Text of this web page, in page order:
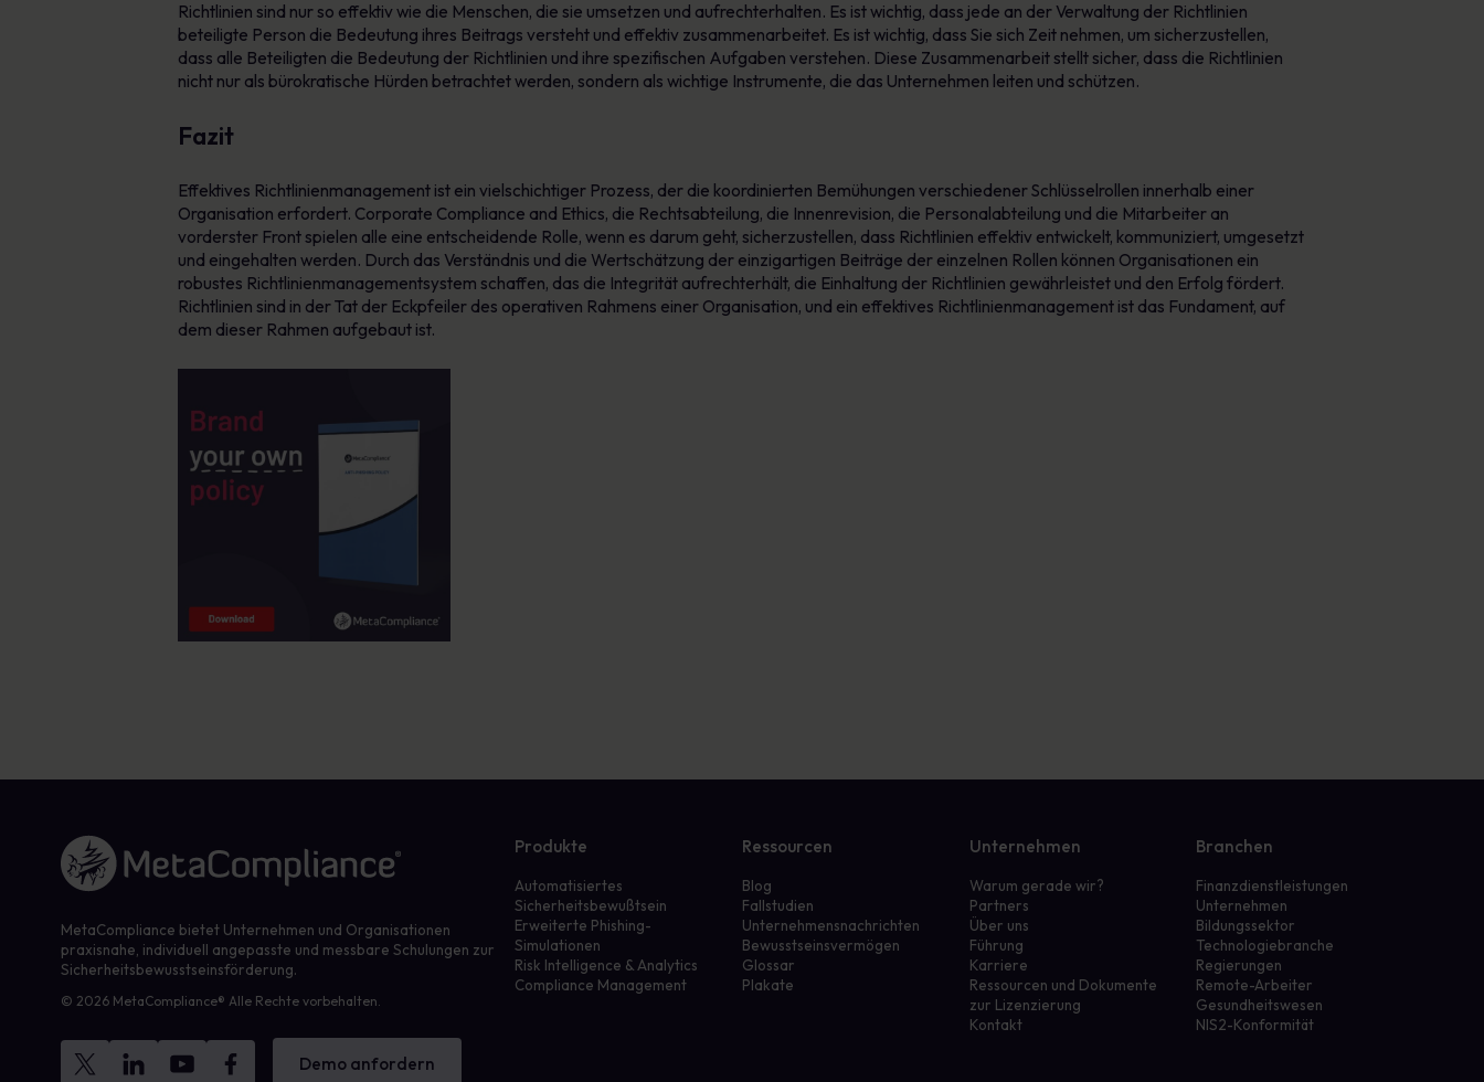
Richtlinien sind nur so effektiv wie die Menschen, die sie umsetzen und aufrechterhalten. Es ist wichtig, dass jede an der Verwaltung der Richtlinien
beteiligte Person die Bedeutung ihres Beitrags versteht und effektiv zusammenarbeitet. Es ist wichtig, dass Sie sich Zeit nehmen, um sicherzustellen,
dass alle Beteiligten die Bedeutung der Richtlinien und ihre spezifischen Aufgaben verstehen. Diese Zusammenarbeit stellt sicher, dass die Richtlinien
nicht nur als bürokratische Hürden betrachtet werden, sondern als wichtige Instrumente, die das Unternehmen leiten und schützen.
Fazit
Effektives Richtlinienmanagement ist ein vielschichtiger Prozess, der die koordinierten Bemühungen verschiedener Schlüsselrollen innerhalb einer
Organisation erfordert. Corporate Compliance and Ethics, die Rechtsabteilung, die Innenrevision, die Personalabteilung und die Mitarbeiter an
vorderster Front spielen alle eine entscheidende Rolle, wenn es darum geht, sicherzustellen, dass Richtlinien effektiv entwickelt, kommuniziert, umgesetzt
und eingehalten werden. Durch das Verständnis und die Wertschätzung der einzigartigen Beiträge der einzelnen Rollen können Organisationen ein
robustes Richtlinienmanagementsystem schaffen, das die Integrität aufrechterhält, die Einhaltung der Richtlinien gewährleistet und den Erfolg fördert.
Richtlinien sind in der Tat der Eckpfeiler des operativen Rahmens einer Organisation, und ein effektives Richtlinienmanagement ist das Fundament, auf
dem dieser Rahmen aufgebaut ist.
Link zur Homepage
MetaCompliance bietet Unternehmen und Organisationen
praxisnahe, individuell angepasste und messbare Schulungen zur
Sicherheitsbewusstseinsförderung.
© 2026 MetaCompliance® Alle Rechte vorbehalten.
Demo anfordern
Produkte
Automatisiertes
Sicherheitsbewußtsein
Erweiterte Phishing-
Simulationen
Risk Intelligence & Analytics
Compliance Management
Ressourcen
Blog
Fallstudien
Unternehmensnachrichten
Bewusstseinsvermögen
Glossar
Plakate
Unternehmen
Warum gerade wir?
Partners
Über uns
Führung
Karriere
Ressourcen und Dokumente
zur Lizenzierung
Kontakt
Branchen
Finanzdienstleistungen
Unternehmen
Bildungssektor
Technologiebranche
Regierungen
Remote-Arbeiter
Gesundheitswesen
NIS2-Konformität